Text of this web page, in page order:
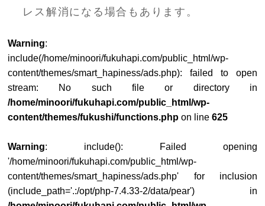
レス解消になる場合もあります。
Warning:
include(/home/minoori/fukuhapi.com/public_html/wp-
content/themes/smart_hapiness/ads.php): failed to open
stream: No such file or directory in
/home/minoori/fukuhapi.com/public_html/wp-
content/themes/fukushi/functions.php on line 625
Warning: include(): Failed opening
'/home/minoori/fukuhapi.com/public_html/wp-
content/themes/smart_hapiness/ads.php' for inclusion
(include_path='.:/opt/php-7.4.33-2/data/pear') in